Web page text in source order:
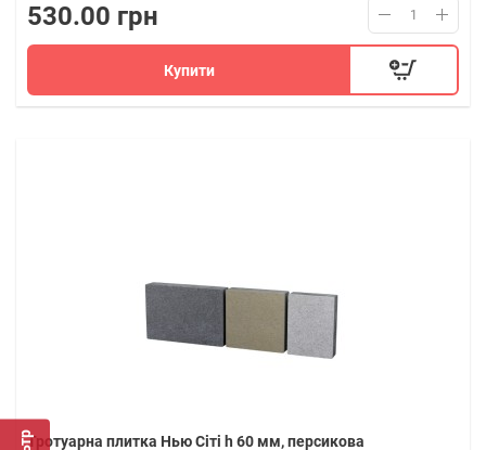
530.00 грн
Купити
Тротуарна плитка Нью Сіті h 60 мм, персикова